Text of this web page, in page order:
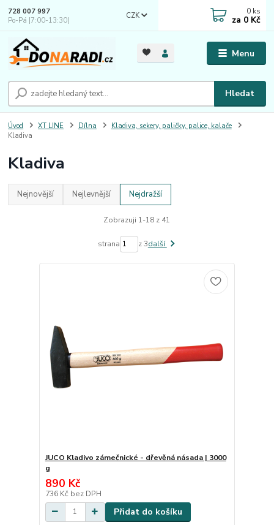
Menu
CZK
Hledat
728 007 997
Po-Pá |7:00-13:30|
0 ks
za 0 Kč
Úvod XT LINE Dílna
Kladiva, sekery, paličky, palice, kalače
Kladiva
Kladiva
Nejnovější Nejlevnější Nejdražší
Zobrazuji 1-18 z 41
strana z 3další
JUCO Kladivo zámečnické - dřevěná násada | 3000
g
890 Kč
736 Kč bez DPH
Přidat do košíku